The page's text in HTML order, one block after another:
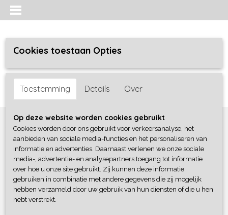
Inloggen Registreren
Home >Meisjes>Truien / sweaters / vesten>B-Nosy
Cookies toestaan Opties
Toestemming Details Over
Op deze website worden cookies gebruikt
Cookies worden door ons gebruikt voor verkeersanalyse, het
aanbieden van sociale media-functies en het personaliseren van
informatie en advertenties. Daarnaast verlenen we onze sociale
media-, advertentie- en analysepartners toegang tot informatie
over hoe u onze site gebruikt. Zij kunnen deze informatie
gebruiken in combinatie met andere gegevens die zij mogelijk
hebben verzameld door uw gebruik van hun diensten of die u hen
hebt verstrekt.